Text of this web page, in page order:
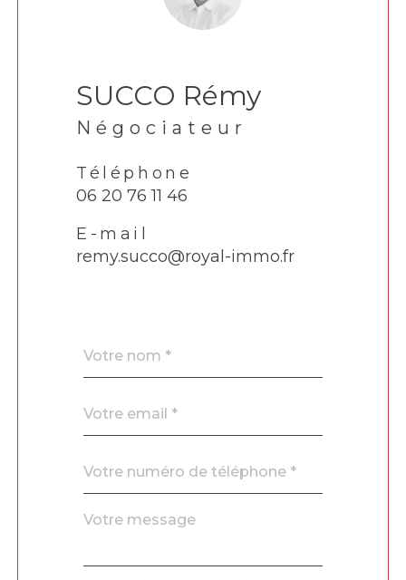
SUCCO Rémy
Négociateur
Téléphone
06 20 76 11 46
E-mail
remy.succo@royal-immo.fr
par
*
*
*
Fieldset
défaut
Message
*